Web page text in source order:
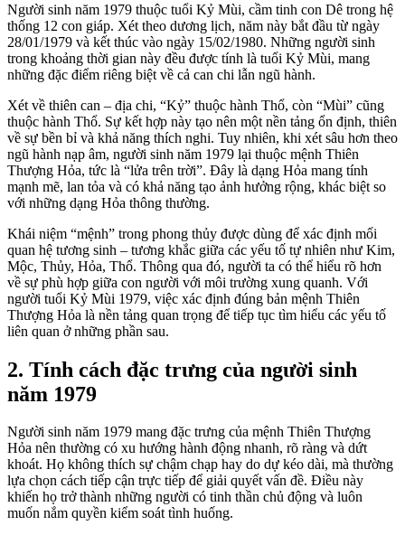
Người sinh năm 1979 thuộc tuổi Kỷ Mùi, cầm tinh con Dê trong hệ
thống 12 con giáp. Xét theo dương lịch, năm này bắt đầu từ ngày
28/01/1979 và kết thúc vào ngày 15/02/1980. Những người sinh
trong khoảng thời gian này đều được tính là tuổi Kỷ Mùi, mang
những đặc điểm riêng biệt về cả can chi lẫn ngũ hành.
Xét về thiên can – địa chi, “Kỷ” thuộc hành Thổ, còn “Mùi” cũng
thuộc hành Thổ. Sự kết hợp này tạo nên một nền tảng ổn định, thiên
về sự bền bỉ và khả năng thích nghi. Tuy nhiên, khi xét sâu hơn theo
ngũ hành nạp âm, người sinh năm 1979 lại thuộc mệnh Thiên
Thượng Hỏa, tức là “lửa trên trời”. Đây là dạng Hỏa mang tính
mạnh mẽ, lan tỏa và có khả năng tạo ảnh hưởng rộng, khác biệt so
với những dạng Hỏa thông thường.
Khái niệm “mệnh” trong phong thủy được dùng để xác định mối
quan hệ tương sinh – tương khắc giữa các yếu tố tự nhiên như Kim,
Mộc, Thủy, Hỏa, Thổ. Thông qua đó, người ta có thể hiểu rõ hơn
về sự phù hợp giữa con người với môi trường xung quanh. Với
người tuổi Kỷ Mùi 1979, việc xác định đúng bản mệnh Thiên
Thượng Hỏa là nền tảng quan trọng để tiếp tục tìm hiểu các yếu tố
liên quan ở những phần sau.
2. Tính cách đặc trưng của người sinh
năm 1979
Người sinh năm 1979 mang đặc trưng của mệnh Thiên Thượng
Hỏa nên thường có xu hướng hành động nhanh, rõ ràng và dứt
khoát. Họ không thích sự chậm chạp hay do dự kéo dài, mà thường
lựa chọn cách tiếp cận trực tiếp để giải quyết vấn đề. Điều này
khiến họ trở thành những người có tinh thần chủ động và luôn
muốn nắm quyền kiểm soát tình huống.